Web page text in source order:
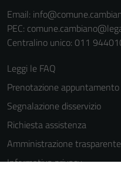
Email:
PEC:
Centralino unico: 011
Leggi le FAQ
Prenotazione appuntamento
Segnalazione disservizio
Richiesta assistenza
Amministrazione trasparente
Informativa privacy